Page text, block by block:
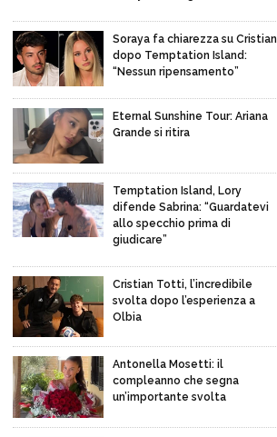
Soraya fa chiarezza su Cristian
dopo Temptation Island:
“Nessun ripensamento”
Eternal Sunshine Tour: Ariana
Grande si ritira
Temptation Island, Lory
difende Sabrina: “Guardatevi
allo specchio prima di
giudicare”
Cristian Totti, l’incredibile
svolta dopo l’esperienza a
Olbia
Antonella Mosetti: il
compleanno che segna
un’importante svolta